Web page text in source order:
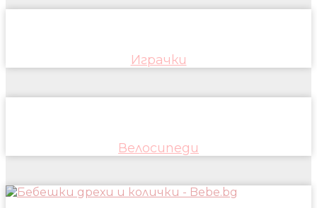
Играчки
Велосипеди